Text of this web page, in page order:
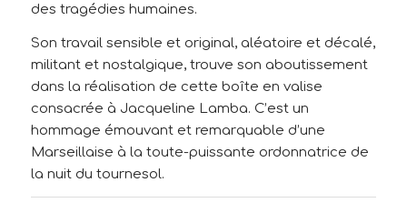
des tragédies humaines.
Son travail sensible et original, aléatoire et décalé,
militant et nostalgique, trouve son aboutissement
dans la réalisation de cette boîte en valise
consacrée à Jacqueline Lamba. C’est un
hommage émouvant et remarquable d’une
Marseillaise à la toute-puissante ordonnatrice de
la nuit du tournesol.